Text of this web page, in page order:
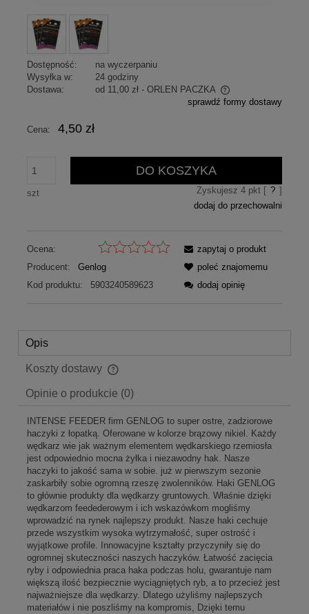
Dostępność:
na wyczerpaniu
Wysyłka w:
24 godziny
Dostawa:
od 11,00 zł - ORLEN PACZKA
Cena nie zawiera ewentualnych kosztów płatności
sprawdź formy dostawy
Cena: 4,50 zł
szt
DO KOSZYKA
Zyskujesz 4pkt [ ? ]
dodaj do przechowalni
Ocena:
Producent:
Genlog
Kod produktu:
5903240589623
zapytaj o produkt
poleć znajomemu
dodaj opinię
Opis
Koszty dostawy
Cena nie zawiera ewentualnych kosztów płatności
Opinie o produkcie (0)
INTENSE FEEDER firm GENLOG to super ostre, zadziorowe
haczyki z łopatką. Oferowane w kolorze brązowy nikiel. Każdy
wędkarz wie jak ważnym elementem wędkarskiego rzemiosła
jest odpowiednio mocna żyłka i niezawodny hak. Nasze
haczyki to jakość sama w sobie. już w pierwszym sezonie
zaskarbiły sobie ogromną rzeszę zwolenników. Haki GENLOG
to głównie produkty dla wędkarzy gruntowych. Właśnie dzięki
wędkarzom feedederowym i ich wskazówkom mogliśmy
wprowadzić na rynek najlepszy produkt. Nasze haki cechuje
przede wszystkim wysoka wytrzymałość, super ostrość i
wyjątkowe profile. Innowacyjne kształty przyczyniły się do
ogromnej skuteczności naszych haczyków. Łatwość zacięcia
ryby i odpowiednia praca haka podczas holu, gwarantuje nam
większą ilość bezpiecznie wyciągniętych ryb, a to przecież jest
najważniejsze dla wędkarzy. Dlatego użyliśmy najlepszych
materiałów i nie poszliśmy na kompromis, Dzięki temu